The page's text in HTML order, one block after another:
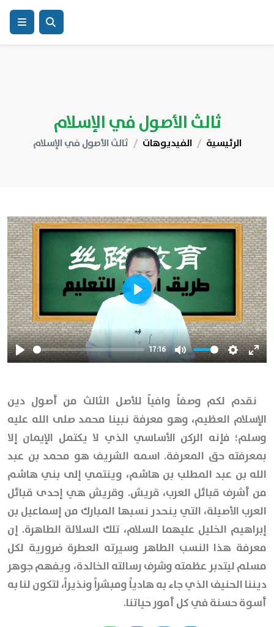
ثالث الأصول في الإسلام
الرئيسية الفيديوهات ثالث الأصول في الإسلام
Play
17:16
Mute Settings
Play
نقدم لكم وصفاً وافياً للأصل الثالث من أصول دين
الإسلام العظيم، وهو معرفة نبينا محمد صلى الله عليه
وسلم؛ فإنه الركن الأساسي الذي لا يكتمل الإيمان إلا
بمعرفته حق المعرفة. اسمه الشريف هو محمد بن عبد
الله بن عبد المطلب بن هاشم، وينتمي إلى بني هاشم
من أشرف قبائل العرب، قريش. وقريش هي إحدى قبائل
العرب الأصيلة، التي ينحدر نسبها المبارك من إسماعيل بن
إبراهيم الخليل عليهما السلام، تلك السلالة الطاهرة. إن
معرفة هذا النسب الطاهر وسيرته العطرة ضرورية لكل
مسلم ليتدبر عظمته وشرف رسالته الخالدة، ويفهم جوهر
ديننا الحنيف الذي جاء به هادياً ومبشراً ونذيراً، لتكون لنا به
أسوة حسنة في كل أمور حياتنا.